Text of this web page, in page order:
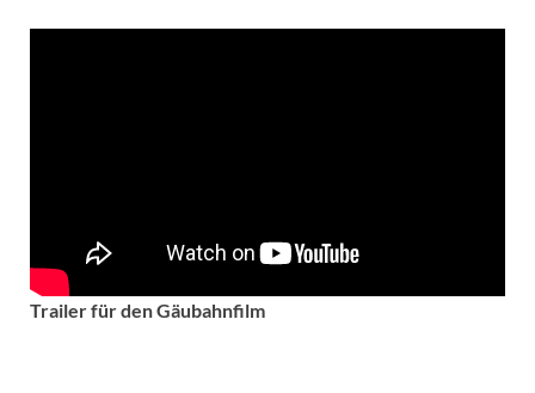
Trailer für den Gäubahnfilm